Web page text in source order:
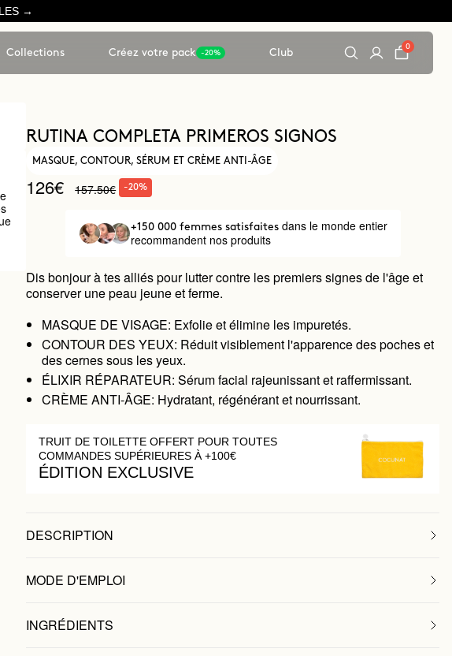
→
Collections Créez votre pack -20% Club
0
RUTINA COMPLETA PRIMEROS SIGNOS
MASQUE, CONTOUR, SÉRUM ET CRÈME ANTI-ÂGE
126€ 157.50€ -20%
+150 000 femmes satisfaites dans le monde entier
recommandent nos produits
Dis bonjour à tes alliés pour lutter contre les premiers signes de l'âge et
conserver une peau jeune et ferme.
MASQUE DE VISAGE: Exfolie et élimine les impuretés.
CONTOUR DES YEUX: Réduit visiblement l'apparence des poches et
des cernes sous les yeux.
ÉLIXIR RÉPARATEUR: Sérum facial rajeunissant et raffermissant.
CRÈME ANTI-ÂGE: Hydratant, régénérant et nourrissant.
TRUIT DE TOILETTE OFFERT POUR TOUTES
COMMANDES SUPÉRIEURES À +100€
ÉDITION EXCLUSIVE
DESCRIPTION
MODE D'EMPLOI
INGRÉDIENTS